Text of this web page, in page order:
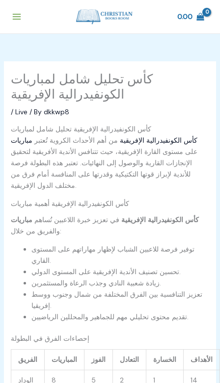
0.00
تحليل شامل لمباريات ‎كأس
الكونفيدرالية الإفريقية
/ Live / By dkkwp8
تحليل شامل لمباريات ‎كأس الكونفيدرالية الإفريقية
تُعتبر
مباريات ‎كأس الكونفيدرالية الإفريقية من أهم الأحداث الكروية
على مستوى القارة الإفريقية، حيث تتنافس الأندية الأفريقية لتحقيق
الإنجازات القارية والوصول إلى النهائيات. تعتبر هذه البطولة فرصة
للأندية لإبراز قوتها التكتيكية وقدرتها على المنافسة أمام فرق من
مختلف الدول الإفريقية.
أهمية مباريات ‎كأس الكونفيدرالية الإفريقية
تُساهم
مباريات ‎كأس الكونفيدرالية الإفريقية في تعزيز خبرة اللاعبين
والفريق من خلال:
توفير فرصة للاعبين الشباب لإظهار مهاراتهم على المستوى
القاري.
تحسين تصنيف الأندية الإفريقية على المستوى الدولي.
زيادة شعبية النادي وجذب الرعاة والمستثمرين.
تعزيز التنافسية بين الفرق المختلفة من شمال وجنوب ووسط
إفريقيا.
تقديم محتوى تحليلي مهم للجماهير والمحللين الرياضيين.
إحصاءات الفرق في البطولة
الفريق المباريات الفوز التعادل الخسارة الأهداف
الوداد 8 5 2 1 14